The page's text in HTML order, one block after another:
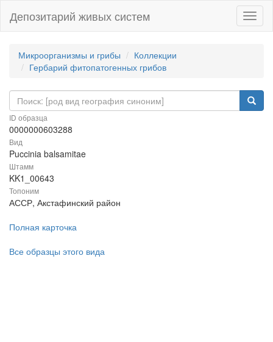
Депозитарий живых систем
Микроорганизмы и грибы
Коллекции
Гербарий фитопатогенных грибов
ID образца
0000000603288
Вид
Puccinia balsamitae
Штамм
KK1_00643
Топоним
АССР, Акстафинский район
Полная карточка
Все образцы этого вида